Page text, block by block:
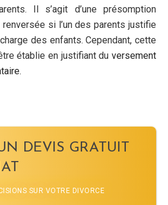
Il s’agit d’une présomption
si l’un des parents justifie
des enfants. Cependant, cette
établie en justifiant du versement
.
DEVIS GRATUIT
SUR VOTRE DIVORCE